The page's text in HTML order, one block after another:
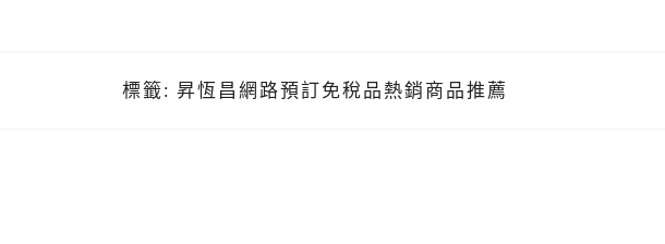
標籤: 昇恆昌網路預訂免稅品熱銷商品推薦